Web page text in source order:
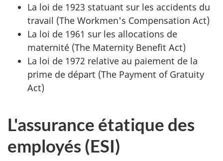
La loi de 1923 statuant sur les accidents du
travail (The Workmen's Compensation Act)
La loi de 1961 sur les allocations de
maternité (The Maternity Benefit Act)
La loi de 1972 relative au paiement de la
prime de départ (The Payment of Gratuity
Act)
L'assurance étatique des
employés (ESI)